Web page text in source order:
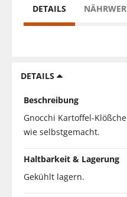
DETAILS
DETAILS
Beschreibung
Gnocchi Kartoffel-
wie selbstgemacht.
Haltbarkeit & Lagerung
Gekühlt lagern.